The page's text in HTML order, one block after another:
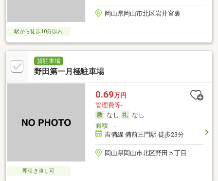
岡山県岡山市北区岩井宮裏
駅から徒歩10分以内
貸駐車場
野田第一月極駐車場
0.69万円
管理費等-
なし
なし
面積-
吉備線 備前三門駅 徒歩23分
岡山県岡山市北区野田５丁目
即引き渡し可